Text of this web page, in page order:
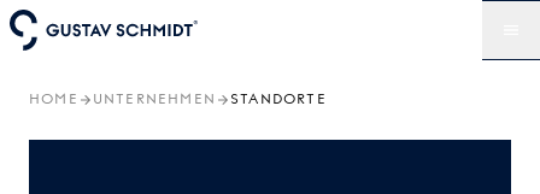
HOME UNTERNEHMEN STANDORTE